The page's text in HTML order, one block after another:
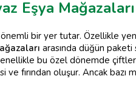
Eşya Mağazaları
önemli bir yer tutar. Özellikle
arasında düğün
bu özel dönemde
ve fırından oluşur. Ancak bazı